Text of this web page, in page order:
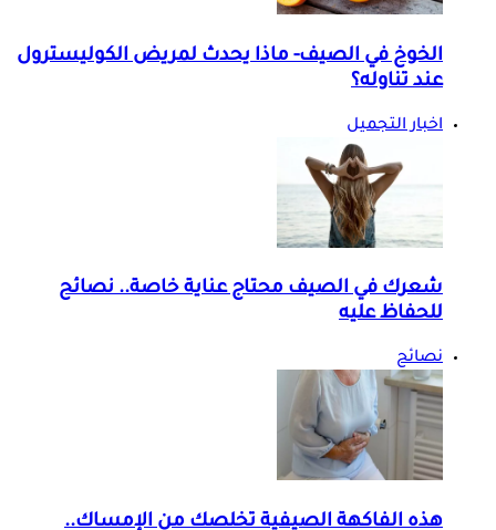
الخوخ في الصيف- ماذا يحدث لمريض الكوليسترول
عند تناوله؟
اخبار التجميل
شعرك في الصيف محتاج عناية خاصة.. نصائح
للحفاظ عليه
نصائح
هذه الفاكهة الصيفية تخلصك من الإمساك..